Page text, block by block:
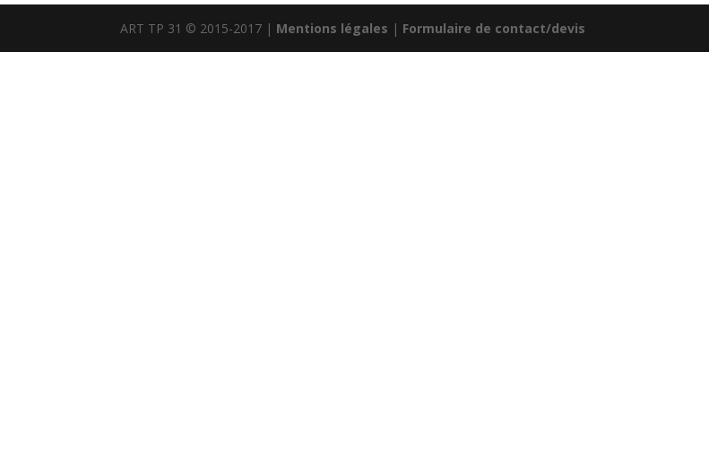
ART TP 31 © 2015-2017 | Mentions légales | Formulaire de contact/devis